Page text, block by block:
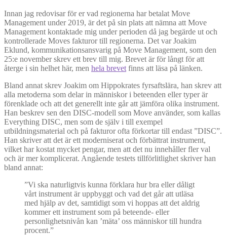
Innan jag redovisar för er vad regionerna har betalat Move
Management under 2019, är det på sin plats att nämna att Move
Management kontaktade mig under perioden då jag begärde ut och
kontrollerade Moves fakturor till regionerna. Det var Joakim
Eklund, kommunikationsansvarig på Move Management, som den
25:e november skrev ett brev till mig. Brevet är för långt för att
återge i sin helhet här, men hela brevet finns att läsa på länken.
Bland annat skrev Joakim om Hippokrates fyrsaftslära, han skrev att
alla metoderna som delar in människor i beteenden eller typer är
förenklade och att det generellt inte går att jämföra olika instrument.
Han beskrev sen den DISC-modell som Move använder, som kallas
Everything DISC, men som de själv i till exempel
utbildningsmaterial och på fakturor ofta förkortar till endast ”DISC”.
Han skriver att det är ett moderniserat och förbättrat instrument,
vilket har kostat mycket pengar, men att det nu innehåller fler val
och är mer komplicerat. Angående testets tillförlitlighet skriver han
bland annat:
”Vi ska naturligtvis kunna förklara hur bra eller dåligt
vårt instrument är uppbyggt och vad det går att utläsa
med hjälp av det, samtidigt som vi hoppas att det aldrig
kommer ett instrument som på beteende- eller
personlighetsnivån kan ’mäta’ oss människor till hundra
procent.”